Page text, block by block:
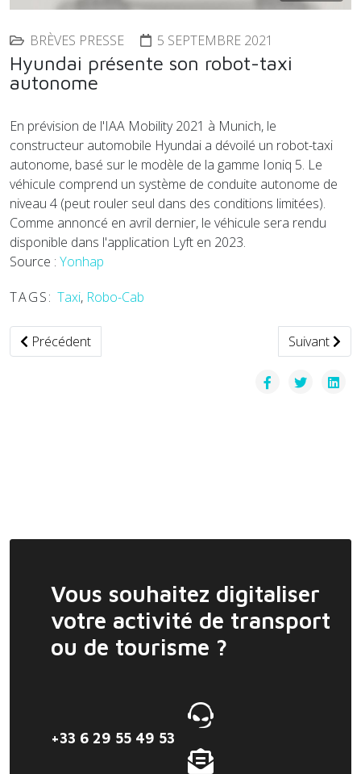
BRÈVES PRESSE 5 SEPTEMBRE 2021
Hyundai présente son robot-taxi
autonome
En prévision de l'IAA Mobility 2021 à Munich, le
constructeur automobile Hyundai a dévoilé un robot-taxi
autonome, basé sur le modèle de la gamme Ioniq 5. Le
véhicule comprend un système de conduite autonome de
niveau 4 (peut rouler seul dans des conditions limitées).
Comme annoncé en avril dernier, le véhicule sera rendu
disponible dans l'application Lyft en 2023.
Source : Yonhap
TAGS: Taxi, Robo-Cab
Article précédent : Le loueur Sixt et Mobileye vont
Précédent Article
Suivant
Vous souhaitez digitaliser
votre activité de transport
ou de tourisme ?
+33 6 29 55 49 53